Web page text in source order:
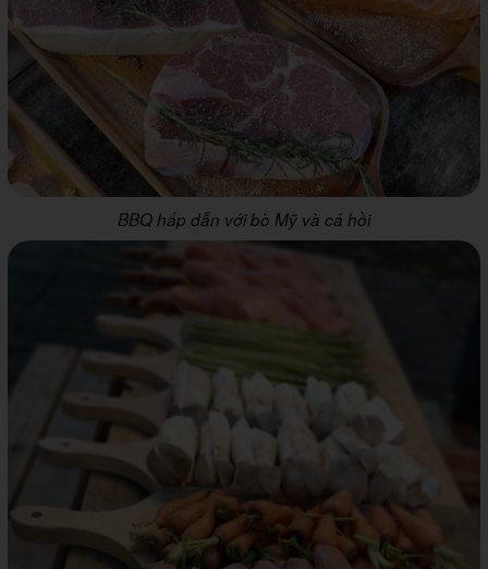
BBQ hấp dẫn với bò Mỹ và cá hồi